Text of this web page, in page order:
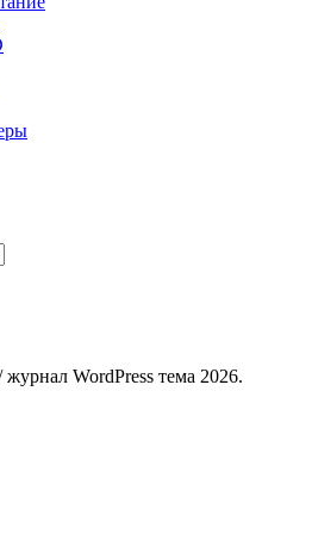
WordPress тема 2026.